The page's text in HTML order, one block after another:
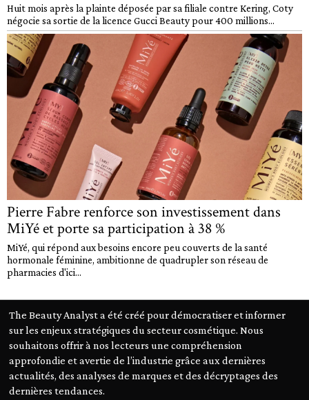
Huit mois après la plainte déposée par sa filiale contre Kering, Coty
négocie sa sortie de la licence Gucci Beauty pour 400 millions...
Pierre Fabre renforce son investissement dans
MiYé et porte sa participation à 38 %
MiYé, qui répond aux besoins encore peu couverts de la santé
hormonale féminine, ambitionne de quadrupler son réseau de
pharmacies d'ici...
The Beauty Analyst a été créé pour démocratiser et informer
sur les enjeux stratégiques du secteur cosmétique. Nous
souhaitons offrir à nos lecteurs une compréhension
approfondie et avertie de l’industrie grâce aux dernières
actualités, des analyses de marques et des décryptages des
dernières tendances.